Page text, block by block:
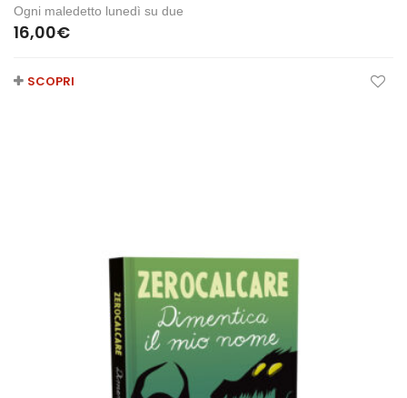
Ogni maledetto lunedì su due
16,00€
SCOPRI